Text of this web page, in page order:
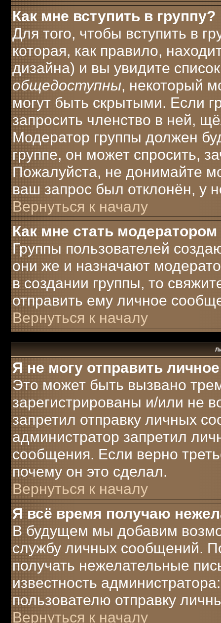
Как мне вступить в группу?
Для того, чтобы вступить в
которая, как правило,
дизайна) и вы увидите
общедоступны, некоторый
могут быть скрытыми. Если
запросить членство в ней,
Модератор группы должен
группе, он может спросить,
Пожалуйста, не донимайте
ваш запрос был отклонён, у
Вернуться к началу
Как мне стать
Группы пользователей
они же и назначают
в создании группы, то
отправить ему личное
Вернуться к началу
Я не могу отправить
Это может быть вызвано
зарегистрированы и/или не
запретил отправку личных
администратор запретил
сообщения. Если верно
почему он это сделал.
Вернуться к началу
Я всё время получаю
В будущем мы добавим
службу личных сообщений.
получать нежелательные
известность
пользователю отправку
Вернуться к началу